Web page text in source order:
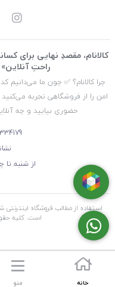
کالانام، مقصدِ نهایی برای
راحتِ
چرا کالانام؟ ✅ چون ما می‌دانیم
امن را از فروشگاهی تجربه
حضوری بیایید و چه
از شنبه تا
استفاده از مطالب فروشگاه اینترنتی
است. کليه
خانه منو